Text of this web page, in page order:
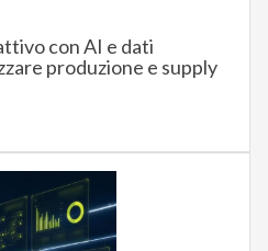
con AI e dati
produzione e supply